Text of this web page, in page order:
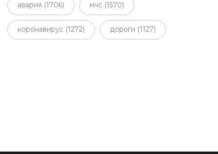
авария (1706) мчс (1570)
коронавирус (1272) дороги (1127)